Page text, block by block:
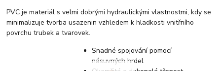
PVC je materiál s velmi dobrými hydraulickými vlastnostmi, kdy se
minimalizuje tvorba usazenin vzhledem k hladkosti vnitřního
povrchu trubek a tvarovek.
Snadné spojování pomocí
násuvných hrdel